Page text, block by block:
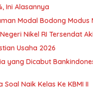
Ini Alasannya
Modal Bodong Modus
Nikel RI Tersendat
Usaha 2026
yang Dicabut
Naik Kelas Ke KBMI II